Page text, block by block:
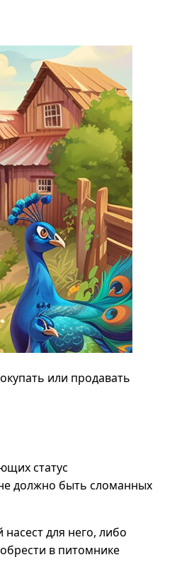
или продавать
статус
должно быть сломанных
для него, либо
в питомнике